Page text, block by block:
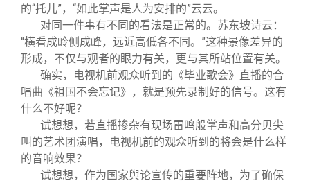
的“托儿”，“如此掌声是人为安排的”云云。
对同一件事有不同的看法是正常的。苏东坡诗云：
“横看成岭侧成峰，远近高低各不同。”这种景像差异的
形成，不仅与观者的眼力有关，更与其所站位置有关。
确实，电视机前观众听到的《毕业歌会》直播的合
唱曲《祖国不会忘记》，就是预先录制好的信号。这有
什么不好呢？
试想想，若直播掺杂有现场雷鸣般掌声和高分贝尖
叫的艺术团演唱，电视机前的观众听到的将会是什么样
的音响效果？
试想想，作为国家舆论宣传的重要阵地，为了确保